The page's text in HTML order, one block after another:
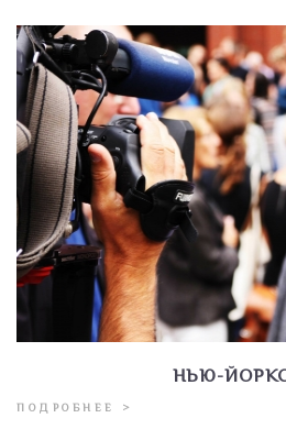
НЬЮ-
ПОДРОБНЕЕ >